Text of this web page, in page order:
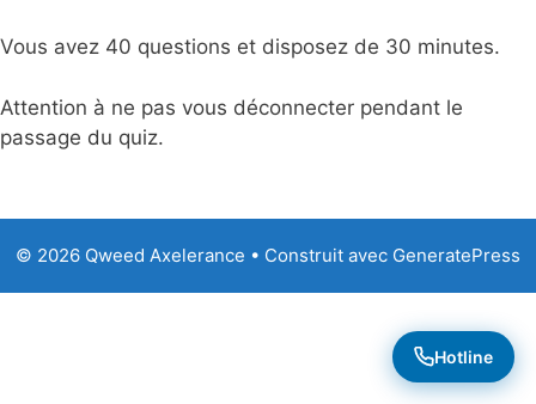
Vous avez 40 questions et disposez de 30 minutes.
Attention à ne pas vous déconnecter pendant le
passage du quiz.
© 2026 Qweed Axelerance • Construit avec GeneratePress
Hotline